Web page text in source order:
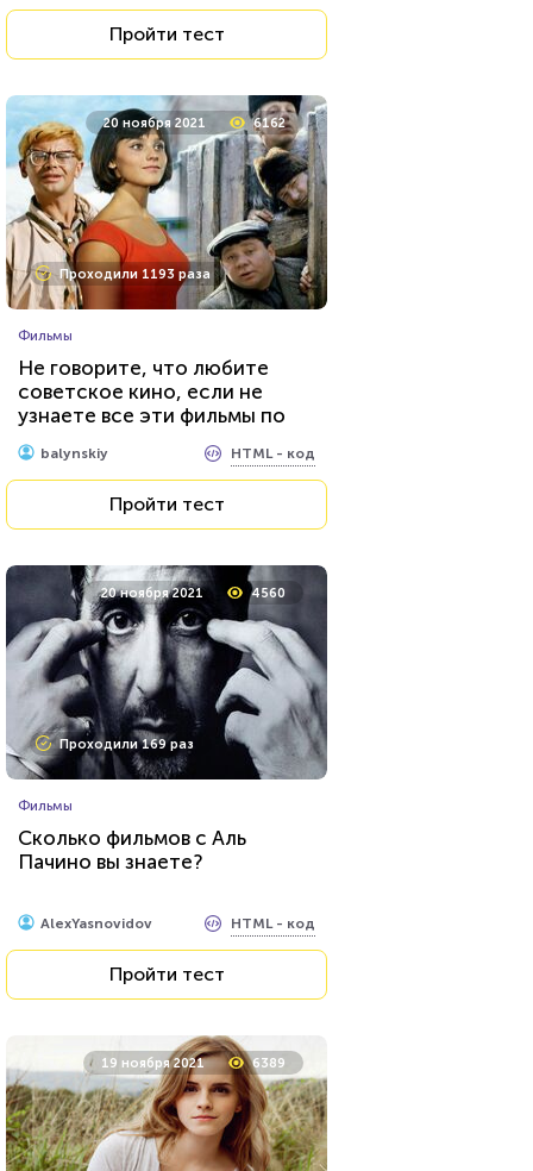
Пройти тест
20 ноября 2021 6162
Проходили 1193 раза
Фильмы
Не говорите, что любите
советское кино, если не
узнаете все эти фильмы по
одному кадру
balynskiy HTML - код
Пройти тест
20 ноября 2021 4560
Проходили 169 раз
Фильмы
Сколько фильмов с Аль
Пачино вы знаете?
AlexYasnovidov HTML - код
Пройти тест
19 ноября 2021 6389